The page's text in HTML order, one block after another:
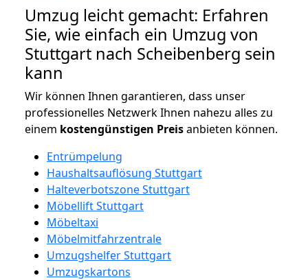
Umzug leicht gemacht: Erfahren
Sie, wie einfach ein Umzug von
Stuttgart nach Scheibenberg sein
kann
Wir können Ihnen garantieren, dass unser
professionelles Netzwerk Ihnen nahezu alles zu
einem kostengünstigen Preisanbieten können.
Entrümpelung
Haushaltsauflösung Stuttgart
Halteverbotszone Stuttgart
Möbellift Stuttgart
Möbeltaxi
Möbelmitfahrzentrale
Umzugshelfer Stuttgart
Umzugskartons